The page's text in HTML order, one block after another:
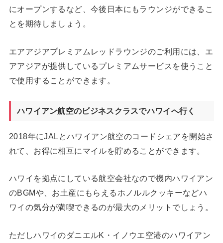
にオープンするなど、今後日本にもラウンジができるこ
とを期待しましょう。
エアアジアプレミアムレッドラウンジのご利用には、エ
アアジアが提供しているプレミアムサービスを使うこと
で使用することができます。
ハワイアン航空のビジネスクラスでハワイへ行く
2018年にJALとハワイアン航空のコードシェアを開始さ
れて、お得に相互にマイルを貯めることができます。
ハワイを拠点にしている航空会社なので機内ハワイアン
のBGMや、お土産にもらえるホノルルクッキーなどハ
ワイの気分が満喫できるのが最大のメリットでしょう。
ただしハワイのダニエルK・イノウエ空港のハワイアン